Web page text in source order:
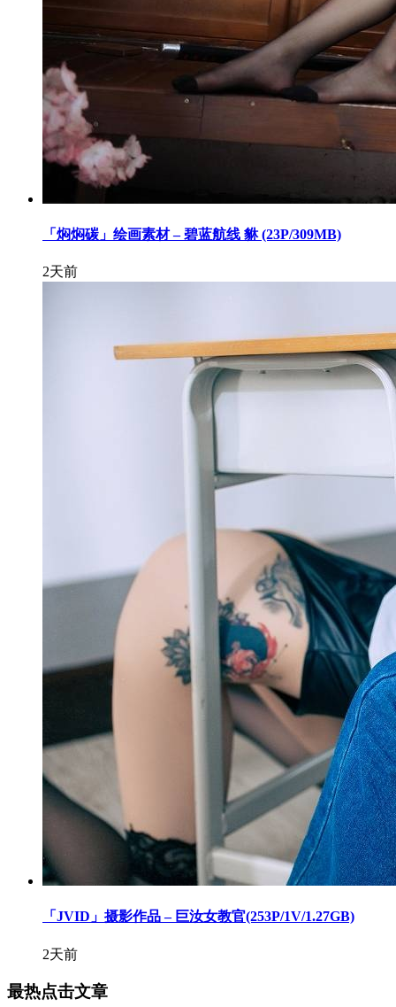
「焖焖碳」绘画素材 – 碧蓝航线 貅 (23P/309MB)
2天前
「JVID」摄影作品 – 巨汝女教官(253P/1V/1.27GB)
2天前
最热点击文章